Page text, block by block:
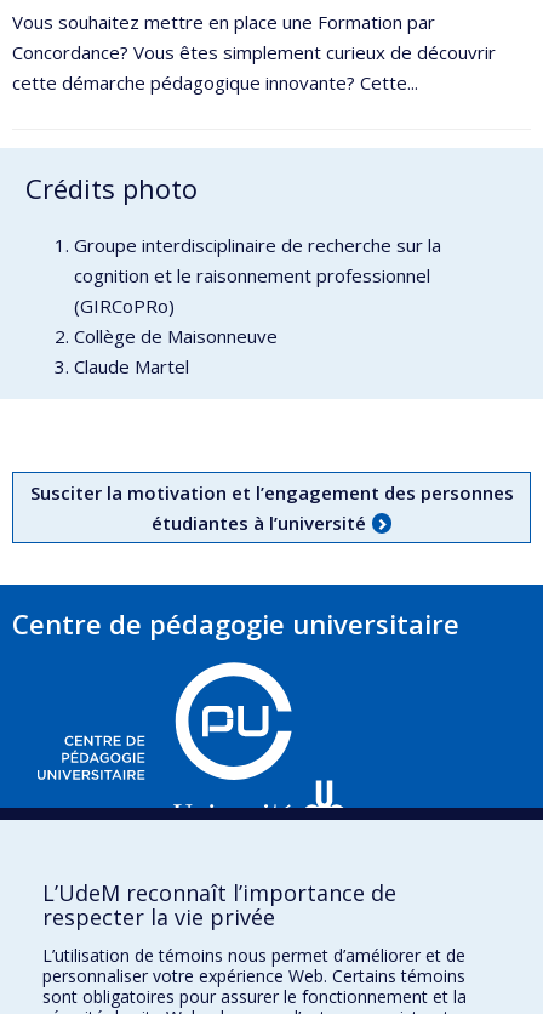
Vous souhaitez mettre en place une Formation par
Concordance? Vous êtes simplement curieux de découvrir
cette démarche pédagogique innovante? Cette...
Crédits photo
Groupe interdisciplinaire de recherche sur la
cognition et le raisonnement professionnel
(GIRCoPRo)
Collège de Maisonneuve
Claude Martel
Susciter la motivation et l’engagement des personnes
étudiantes à l’université
Centre de pédagogie universitaire
3535, chemin Queen-Mary,
Bureau 220 (2 étage),
Montréal (Québec)
H3V 1H8
L’UdeM reconnaît l’importance de
respecter la vie privée
L’utilisation de témoins nous permet d’améliorer et de
personnaliser votre expérience Web. Certains témoins
sont obligatoires pour assurer le fonctionnement et la